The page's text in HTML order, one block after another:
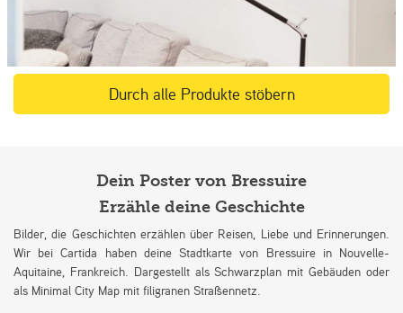
Durch alle Produkte stöbern
Dein Poster von Bressuire
Erzähle deine Geschichte
Bilder, die Geschichten erzählen über Reisen, Liebe und Erinnerungen.
Wir bei Cartida haben deine Stadtkarte von Bressuire in Nouvelle-
Aquitaine, Frankreich. Dargestellt als Schwarzplan mit Gebäuden oder
als Minimal City Map mit filigranen Straßennetz.